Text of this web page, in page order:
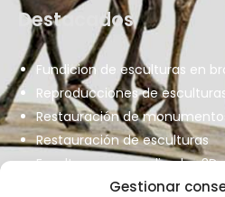
Gestionar
Destacados
Fundicion de esculturas en
Reproducciones de
Restauración de
Restauración de esculturas
Esculturas personalizadas 3D
Fundición de monumentos